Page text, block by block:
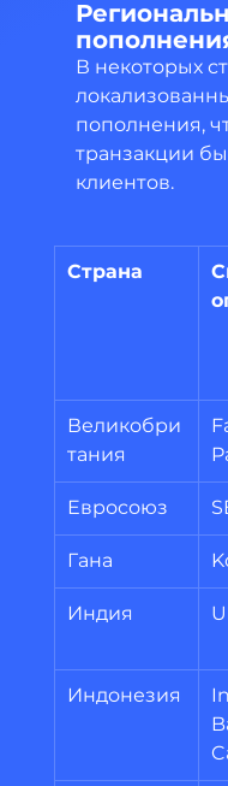
В некоторых
пополнения,
транзакции
клиентов.
Страна
Великобри
тания
Евросоюз
Гана
Индия
Индонезия